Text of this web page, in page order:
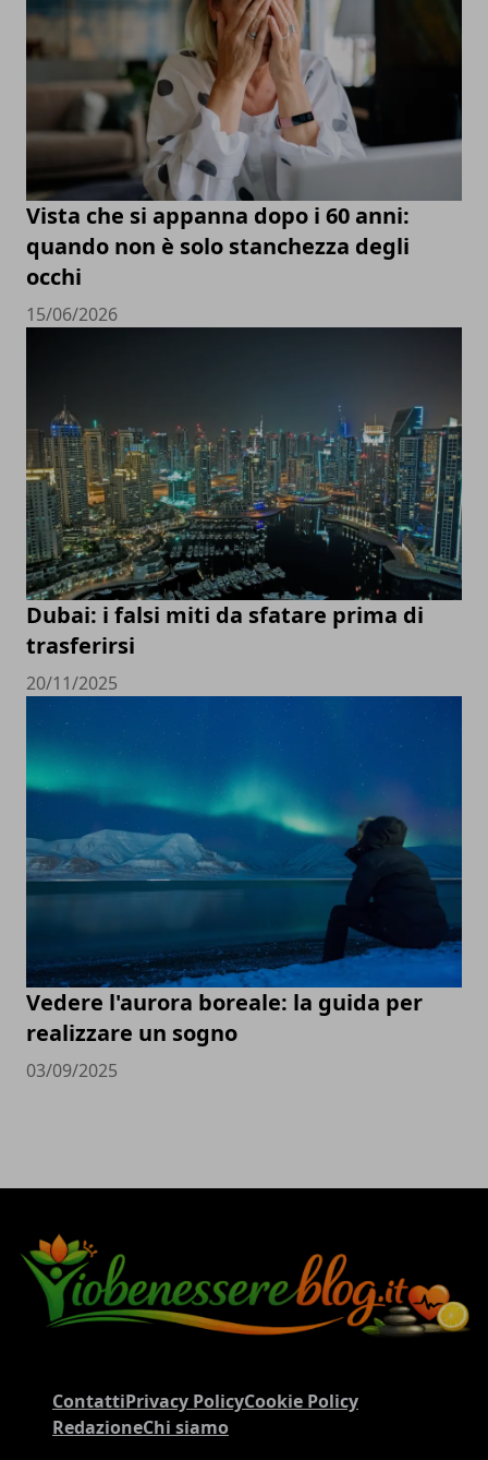
Vista che si appanna dopo i 60 anni:
quando non è solo stanchezza degli
occhi
15/06/2026
Dubai: i falsi miti da sfatare prima di
trasferirsi
20/11/2025
Vedere l'aurora boreale: la guida per
realizzare un sogno
03/09/2025
ContattiPrivacy PolicyCookie Policy
RedazioneChi siamo